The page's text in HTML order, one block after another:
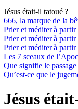
Jésus était-il tatoué ?
666, la marque de la
Prier et méditer à
Prier et méditer à
Prier et méditer à
Les 7 sceaux de
Que signifie le
Qu’est-ce que le
Jésus